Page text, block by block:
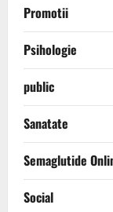
Promotii
Psihologie
public
Sanatate
Semaglutide
Social